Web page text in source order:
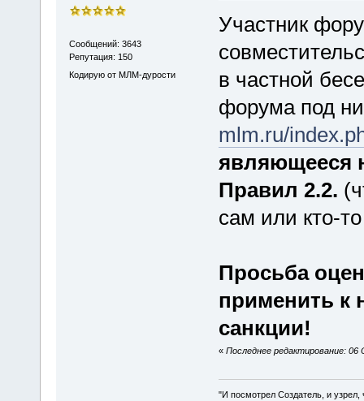
Сообщений: 3643
Репутация: 150
Кодирую от МЛМ-дурости
Участник
в частной
форума под
mlm.ru/
являющееся
Правил 2.2.
сам или кто-
Просьба
применить к
санкции!
« Последнее редактирование:
"И посмотрел Создатель, и